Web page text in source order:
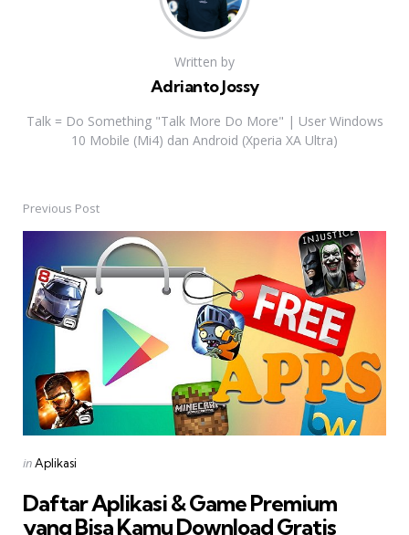
Written by
Adrianto Jossy
Talk = Do Something "Talk More Do More" | User Windows
10 Mobile (Mi4) dan Android (Xperia XA Ultra)
Post
navigation
Previous Post
Posted
inAplikasi
Daftar Aplikasi & Game Premium
yang Bisa Kamu Download Gratis 